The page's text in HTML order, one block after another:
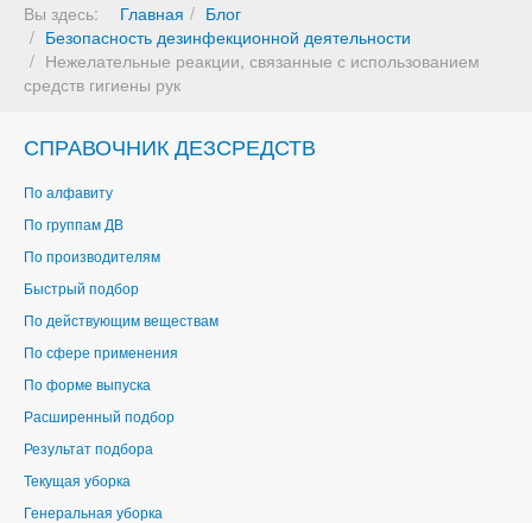
Вы здесь: Главная
Блог
Безопасность дезинфекционной деятельности
Нежелательные реакции, связанные с использованием
средств гигиены рук
СПРАВОЧНИК ДЕЗСРЕДСТВ
По алфавиту
По группам ДВ
По производителям
Быстрый подбор
По действующим веществам
По сфере применения
По форме выпуска
Расширенный подбор
Результат подбора
Текущая уборка
Генеральная уборка